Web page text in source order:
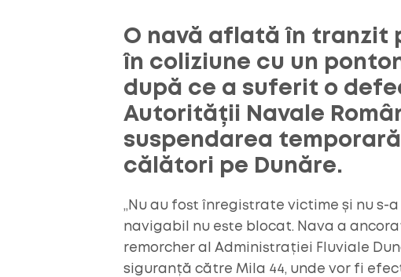
O navă aflată în tranzit
în coliziune cu un
după ce a suferit o
Autorității Navale
suspendarea
călători pe Dunăre.
„Nu au fost înregistrate victime și nu s-
navigabil nu este blocat. Nava a
remorcher al Administrației Fluviale
siguranță către Mila 44, unde vor fi